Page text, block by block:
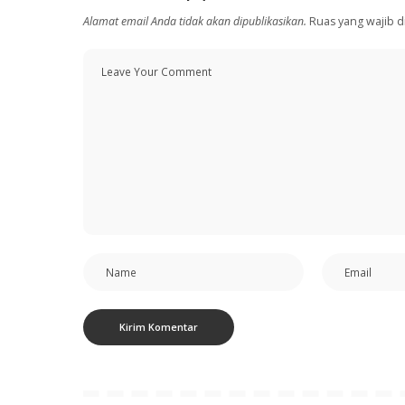
Alamat email Anda tidak akan dipublikasikan. Ruas yang wajib